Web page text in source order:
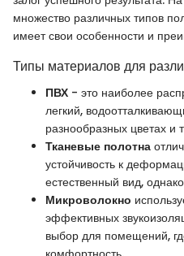
множество различных типов
имеет свои особенности и
Типы материалов для
ПВХ - это наиболее
легкий,
разнообразных цветах и
Тканевые полотна
устойчивость к
естественный вид,
Микроволокно
эффективных
выбор для помещений,